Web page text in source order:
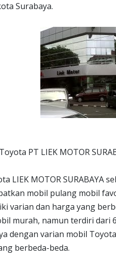
Surabaya.
PT LIEK MOTOR
LIEK MOTOR SURABAYA
mobil pulang mobil
varian dan harga yang
murah, namun terdiri dari
dengan varian mobil
berbeda-beda.